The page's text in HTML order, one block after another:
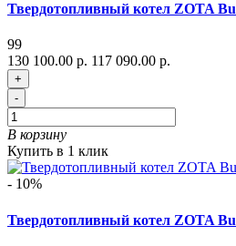
Твердотопливный котел ZOTA
99
130 100.00 р. 117 090.00 р.
+
-
В корзину
Купить в 1 клик
- 10%
Твердотопливный котел ZOTA